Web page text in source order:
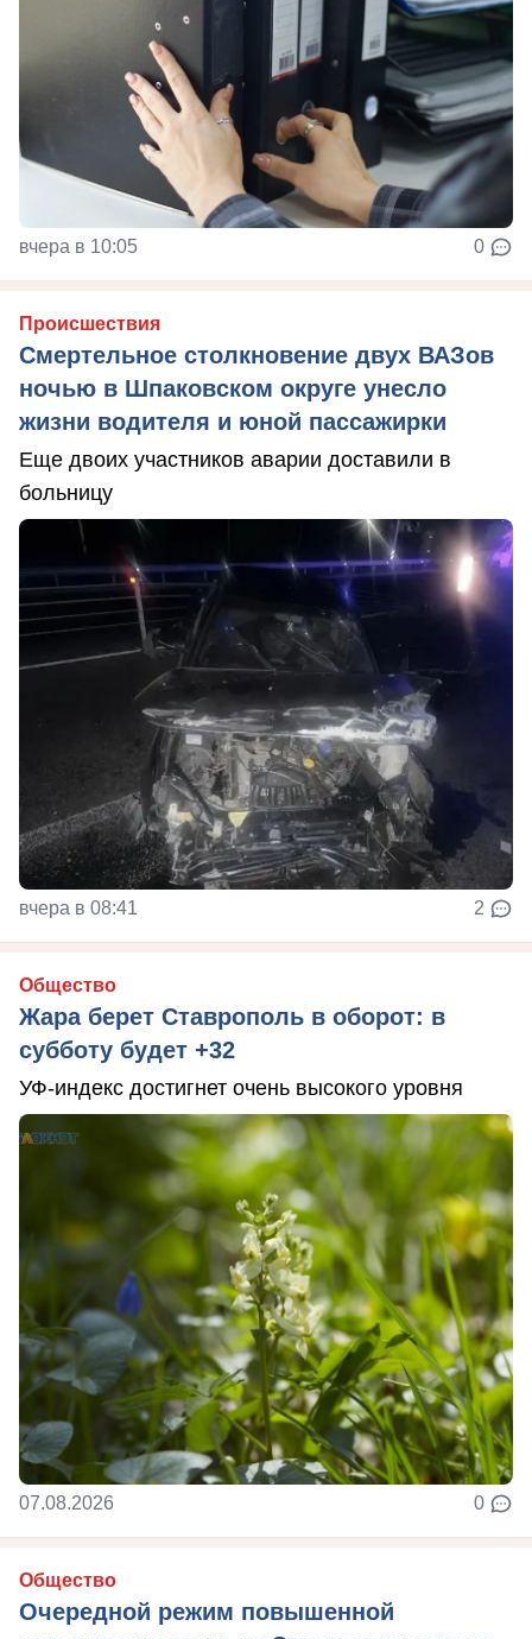
вчера в 10:05 0
Происшествия
Смертельное столкновение двух ВАЗов
ночью в Шпаковском округе унесло
жизни водителя и юной пассажирки
Еще двоих участников аварии доставили в
больницу
вчера в 08:41 2
Общество
Жара берет Ставрополь в оборот: в
субботу будет +32
УФ-индекс достигнет очень высокого уровня
07.08.2026 0
Общество
Очередной режим повышенной